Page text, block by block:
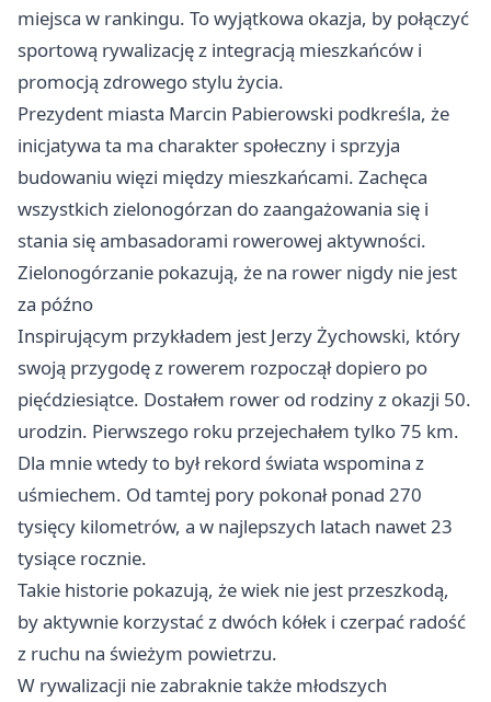
miejsca w rankingu. To wyjątkowa okazja, by połączyć
sportową rywalizację z integracją mieszkańców i
promocją zdrowego stylu życia.
Prezydent miasta Marcin Pabierowski podkreśla, że
inicjatywa ta ma charakter społeczny i sprzyja
budowaniu więzi między mieszkańcami. Zachęca
wszystkich zielonogórzan do zaangażowania się i
stania się ambasadorami rowerowej aktywności.
Zielonogórzanie pokazują, że na rower nigdy nie jest
za późno
Inspirującym przykładem jest Jerzy Żychowski, który
swoją przygodę z rowerem rozpoczął dopiero po
pięćdziesiątce. Dostałem rower od rodziny z okazji 50.
urodzin. Pierwszego roku przejechałem tylko 75 km.
Dla mnie wtedy to był rekord świata wspomina z
uśmiechem. Od tamtej pory pokonał ponad 270
tysięcy kilometrów, a w najlepszych latach nawet 23
tysiące rocznie.
Takie historie pokazują, że wiek nie jest przeszkodą,
by aktywnie korzystać z dwóch kółek i czerpać radość
z ruchu na świeżym powietrzu.
W rywalizacji nie zabraknie także młodszych